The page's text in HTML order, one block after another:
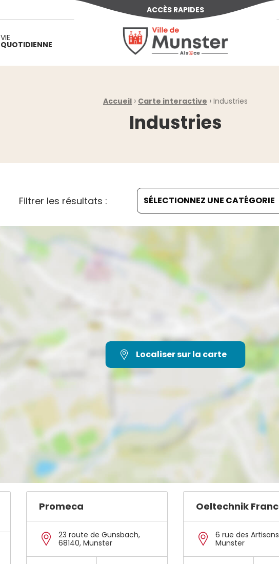
ACCÈS RAPIDES
Ville de Munster (Alsace) Située au
VIE
QUOTIDIENNE
Accueil › Carte interactive › Industries
Industries
Filtrer les résultats :
Localiser sur la carte
Promeca
23 route de Gunsbach,
68140, Munster
Oeltechnik
6 rue des Artisans
Munster